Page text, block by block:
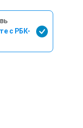
с РБК-